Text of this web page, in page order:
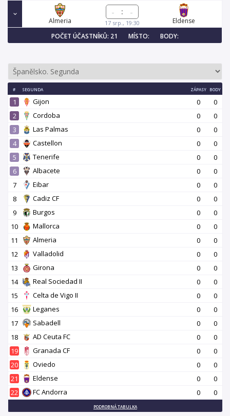
Almeria
:
17 srp., 19:30
Eldense
POČET ÚČASTNÍKŮ: 21
MÍSTO: BODY:
# SEGUNDA ZÁPASY BODY
1 Gijon 0
0
2
Cordoba 0
0
3
Las Palmas 0
0
4
Castellon 0
0
5
Tenerife 0
0
6
Albacete 0
0
7
Eibar 0
0
8
Cadiz CF 0
0
9
Burgos 0
0
10
Mallorca 0
0
11
Almeria 0
0
12
Valladolid 0
0
13
Girona 0
0
14
Real Sociedad II 0
0
15
Celta de Vigo II 0
0
16
Leganes 0
0
17
Sabadell 0
0
18
AD Ceuta FC 0
0
19
Granada CF 0
0
20
Oviedo 0
0
21
Eldense 0
0
22
FC Andorra 0 0
PODROBNÁ TABULKA